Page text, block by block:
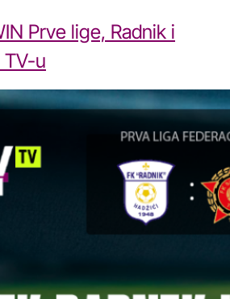
Prve lige, Radnik i
TV-u